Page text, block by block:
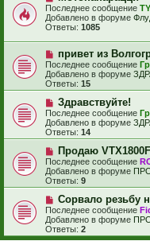
о
в
о
с
о
о
б
щ
е
н
и
е
Последнее сообщение
Добавлено в форуме
Ответы: 1085
Н
о
в
о
е
с
о
о
б
щ
е
н
и
е
привет из
Последнее сообщение
Добавлено в форуме
Ответы: 15
Н
о
в
о
е
с
о
о
б
щ
е
н
и
е
Здравствуйте!
Последнее сообщение
Добавлено в форуме
Ответы: 14
Н
о
в
о
е
с
о
б
щ
Продаю
Последнее сообщение
Добавлено в форуме
Ответы: 9
Н
о
в
о
е
Сорвало резьбу
Последнее сообщение
Добавлено в форуме
Ответы: 2